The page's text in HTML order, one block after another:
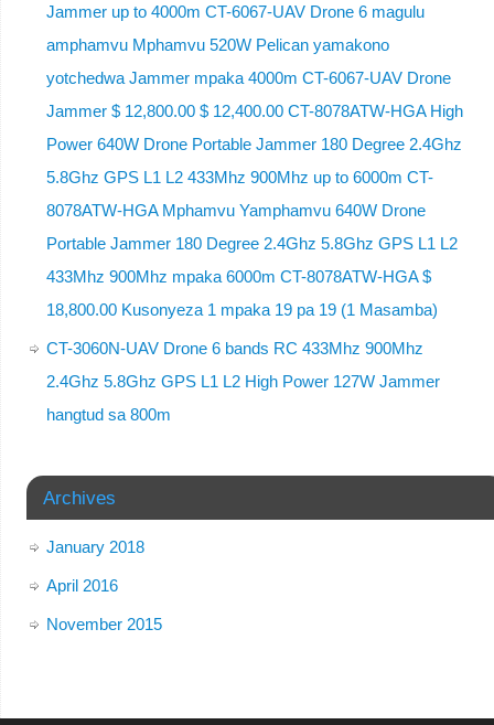
Jammer up to 4000m CT-6067-UAV Drone 6 magulu
amphamvu Mphamvu 520W Pelican yamakono
yotchedwa Jammer mpaka 4000m CT-6067-UAV Drone
Jammer $ 12,800.00 $ 12,400.00 CT-8078ATW-HGA High
Power 640W Drone Portable Jammer 180 Degree 2.4Ghz
5.8Ghz GPS L1 L2 433Mhz 900Mhz up to 6000m CT-
8078ATW-HGA Mphamvu Yamphamvu 640W Drone
Portable Jammer 180 Degree 2.4Ghz 5.8Ghz GPS L1 L2
433Mhz 900Mhz mpaka 6000m CT-8078ATW-HGA $
18,800.00 Kusonyeza 1 mpaka 19 pa 19 (1 Masamba)
CT-3060N-UAV Drone 6 bands RC 433Mhz 900Mhz
2.4Ghz 5.8Ghz GPS L1 L2 High Power 127W Jammer
hangtud sa 800m
Archives
January 2018
April 2016
November 2015